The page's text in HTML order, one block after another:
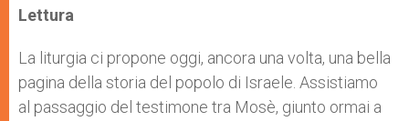
p
p
Lettura
La liturgia ci propone oggi, ancora una volta, una bella
pagina della storia del popolo di Israele. Assistiamo
al passaggio del testimone tra Mosè, giunto ormai a